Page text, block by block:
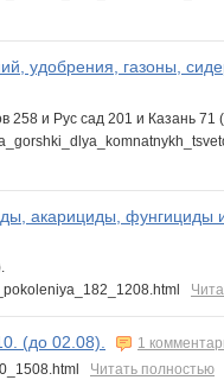
удобрения, газоны,
258 и Рус сад 201 и Казань 71
акарициды, фунгициды
(до 02.08).
1
Читать полностью